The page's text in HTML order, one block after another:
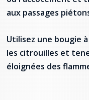
Répertoire des
Visages de la
Pinos Mpiana
Programmes et
aux passages
Utilisez une bougie
les citrouilles et
éloignées des